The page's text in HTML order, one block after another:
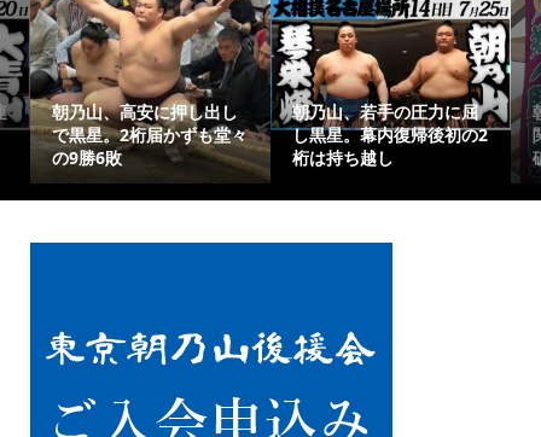
朝乃山、高安に押し出し
で黒星。2桁届かずも堂々
の9勝6敗
朝乃山、若手の圧力に屈
し黒星。幕内復帰後初の2
桁は持ち越し